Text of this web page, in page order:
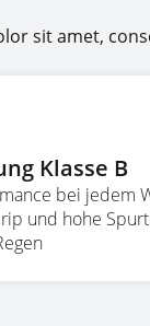
sit amet,
Klasse B
bei jedem
und hohe